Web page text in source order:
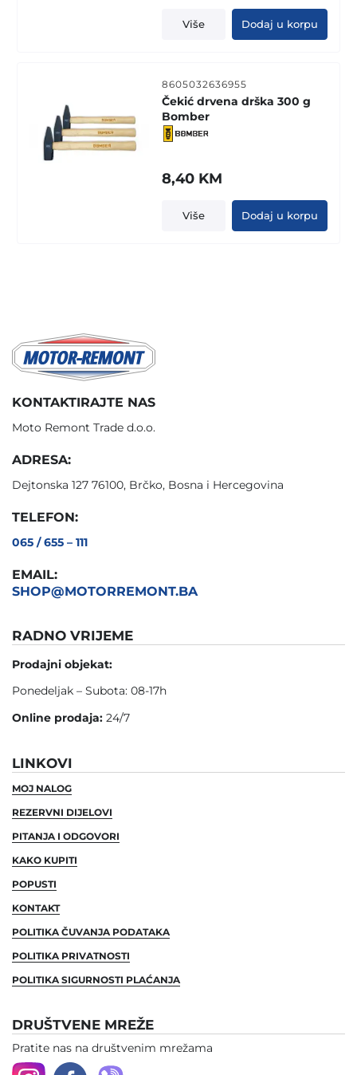
Više Dodaj u korpu
8605032636955
Čekić drvena drška 300 g
Bomber
8,40 KM
Više Dodaj u korpu
KONTAKTIRAJTE NAS
Moto Remont Trade d.o.o.
ADRESA:
Dejtonska 127 76100, Brčko, Bosna i Hercegovina
TELEFON:
065 / 655 – 111
EMAIL:
SHOP@MOTORREMONT.BA
RADNO VRIJEME
Prodajni objekat:
Ponedeljak – Subota: 08-17h
Online prodaja: 24/7
LINKOVI
MOJ NALOG
REZERVNI DIJELOVI
PITANJA I ODGOVORI
KAKO KUPITI
POPUSTI
KONTAKT
POLITIKA ČUVANJA PODATAKA
POLITIKA PRIVATNOSTI
POLITIKA SIGURNOSTI PLAĆANJA
DRUŠTVENE MREŽE
Pratite nas na društvenim mrežama